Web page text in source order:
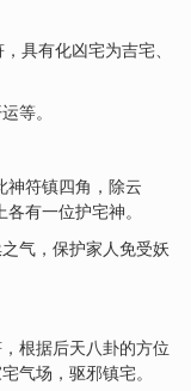
具有化凶宅为吉宅、
等。
神符镇四角，除云
有一位护宅神。
气，保护家人免受妖
根据后天八卦的方位
气场，驱邪镇宅。